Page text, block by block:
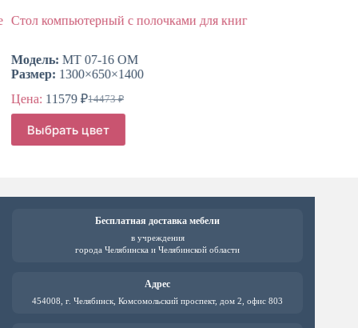
Стол компьютерный с полочками для книг
Модель:МТ 07-16 ОМ
Размер:1300×650×1400
Цена:
14473₽
Первоначальная
составляла
14473 ₽.
11579₽Текущая
11579 ₽.
Выбрать цвет
Этот
товар
имеет
Бесплатная доставка мебели
в учреждения
города Челябинска и Челябинской области
Адрес
454008, г. Челябинск, Комсомольский проспект, дом 2, офис 803